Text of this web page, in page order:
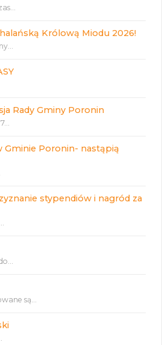
Królową Miodu 2026!
Rady Gminy Poronin
Gminie Poronin- nastąpią
stypendiów i nagród za
są...